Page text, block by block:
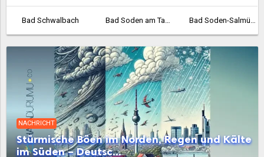
Bad Schwalbach Bad Soden am Taunus Bad Soden-Salmünster
Bad Vilbel Bad Wildungen Baunatal
Bebra Bensheim Biedenkopf
Bischofsheim Bockenheim Borken
Bornheim Braunfels Bruchköbel
NACHRICHT
Stürmische Böen im Norden, Regen und Kälte
im Süden – Deutsc...